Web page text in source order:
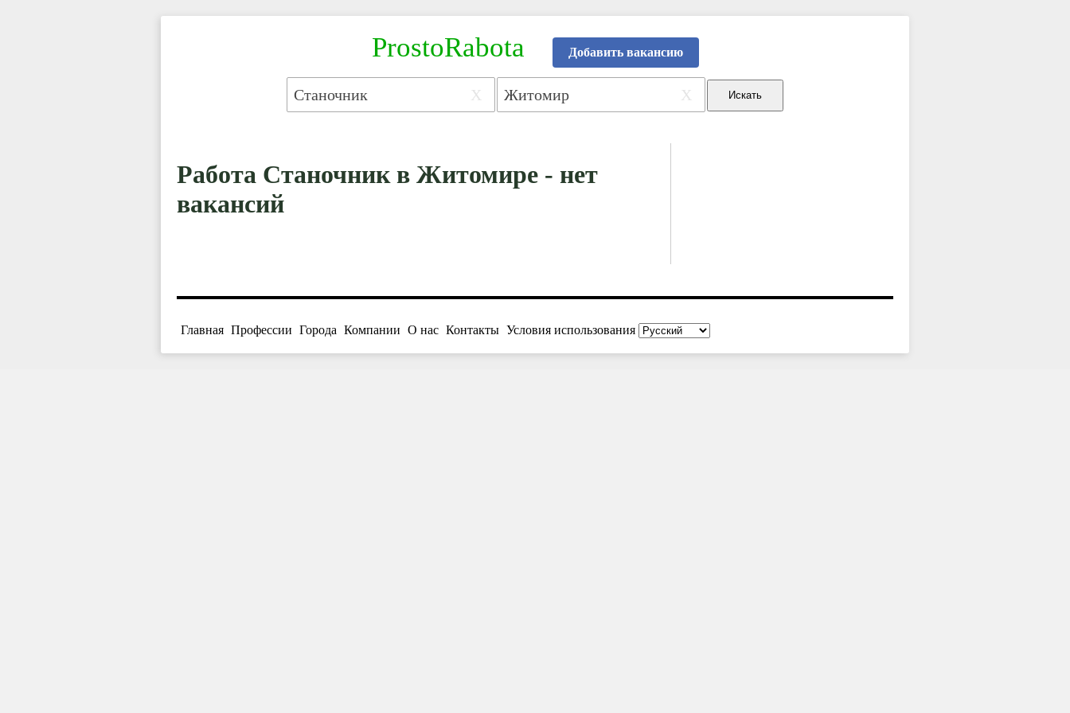
ProstoRabota Добавить вакансию
X X
Работа Станочник в Житомире - нет
вакансий
Главная Профессии Города Компании О нас Контакты Условия использования